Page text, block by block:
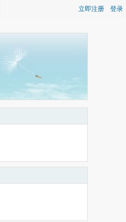
立即注册 登录